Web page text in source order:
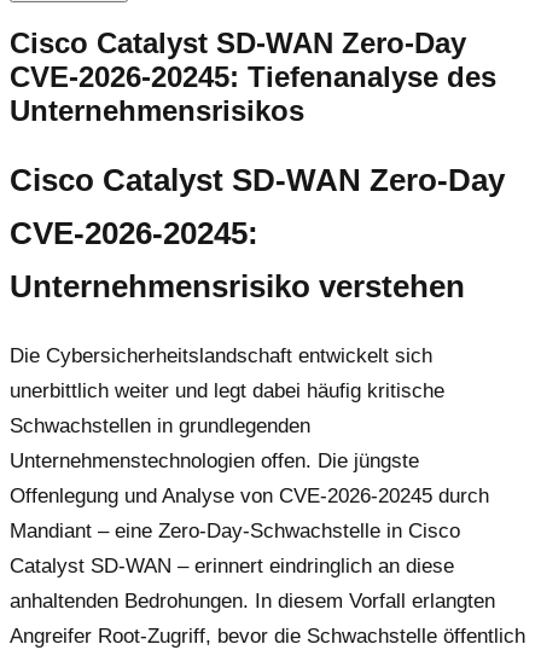
Cisco Catalyst SD-WAN Zero-Day
CVE-2026-20245: Tiefenanalyse des
Unternehmensrisikos
Cisco Catalyst SD-WAN Zero-Day
CVE-2026-20245:
Unternehmensrisiko verstehen
Die Cybersicherheitslandschaft entwickelt sich
unerbittlich weiter und legt dabei häufig kritische
Schwachstellen in grundlegenden
Unternehmenstechnologien offen. Die jüngste
Offenlegung und Analyse von CVE-2026-20245 durch
Mandiant – eine Zero-Day-Schwachstelle in Cisco
Catalyst SD-WAN – erinnert eindringlich an diese
anhaltenden Bedrohungen. In diesem Vorfall erlangten
Angreifer Root-Zugriff, bevor die Schwachstelle öffentlich